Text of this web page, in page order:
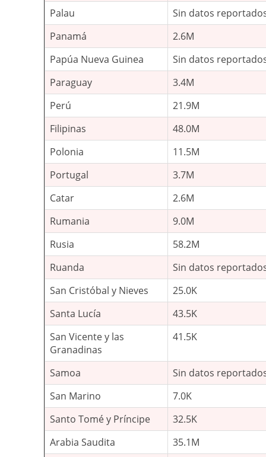
Palau
Sin datos
Panamá
2.6M
Papúa Nueva Guinea
Sin datos
Paraguay
3.4M
Perú
21.9M
Filipinas
48.0M
Polonia
11.5M
Portugal
3.7M
Catar
2.6M
Rumania
9.0M
Rusia
58.2M
Ruanda
Sin datos
San Cristóbal y Nieves
25.0K
Santa Lucía
43.5K
San Vicente y las
Granadinas
41.5K
Samoa
Sin datos
San Marino
7.0K
Santo Tomé y Príncipe
32.5K
Arabia Saudita
35.1M